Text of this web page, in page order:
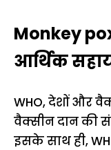
Monkey
आर्थिक
WHO, देशों और
वैक्सीन दान की
इसके साथ ही,